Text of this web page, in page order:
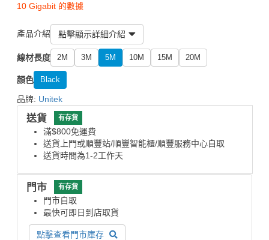
10 Gigabit 的數據
產品介紹 點擊顯示詳細介紹
線材長度 2M 3M 5M 10M 15M 20M
顏色 Black
品牌: Unitek
送貨 有存貨
滿$800免運費
送貨上門或順豐站/順豐智能櫃/順豐服務中心自取
送貨時間為1-2工作天
門市 有存貨
門市自取
最快可即日到店取貨
點擊查看門市庫存